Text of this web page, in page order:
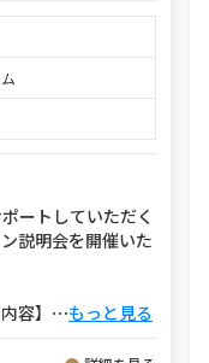
ートしていただく
説明会を開催いた
容】 ⋯もっと見る